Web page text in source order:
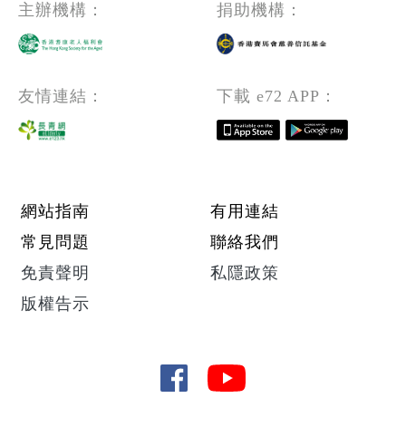
主辦機構： 捐助機構：
友情連結： 下載 e72 APP：
Footer menu
網站指南
有用連結
常見問題
聯絡我們
免責聲明
私隱政策
版權告示